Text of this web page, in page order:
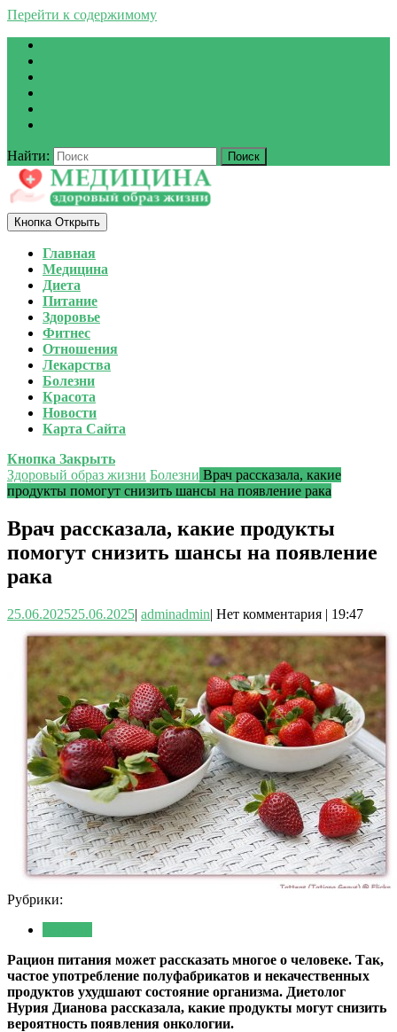
Перейти к содержимому
Найти:
Кнопка Открыть
Главная
Медицина
Диета
Питание
Здоровье
Фитнес
Отношения
Лекарства
Болезни
Красота
Новости
Карта Сайта
Кнопка Закрыть
Здоровый образ жизни Болезни Врач рассказала, какие
продукты помогут снизить шансы на появление рака
Врач рассказала, какие продукты
помогут снизить шансы на появление
рака
25.06.202525.06.2025| adminadmin| Нет комментария | 19:47
Рубрики:
Рацион питания может рассказать многое о человеке. Так,
частое употребление полуфабрикатов и некачественных
продуктов ухудшают состояние организма. Диетолог
Нурия Дианова рассказала, какие продукты могут снизить
вероятность появления онкологии.